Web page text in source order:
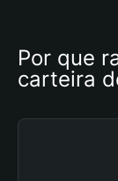
Por que
carteira